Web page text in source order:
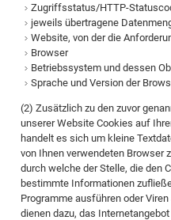
Zugriffsstatus/HTTP-
jeweils übertragene
Website, von der die
Browser
Betriebssystem und dessen
Sprache und Version der
(2) Zusätzlich zu den zuvor
unserer Website Cookies auf
handelt es sich um kleine
von Ihnen verwendeten Browser
durch welche der Stelle, die den
bestimmte Informationen
Programme ausführen oder
dienen dazu, das